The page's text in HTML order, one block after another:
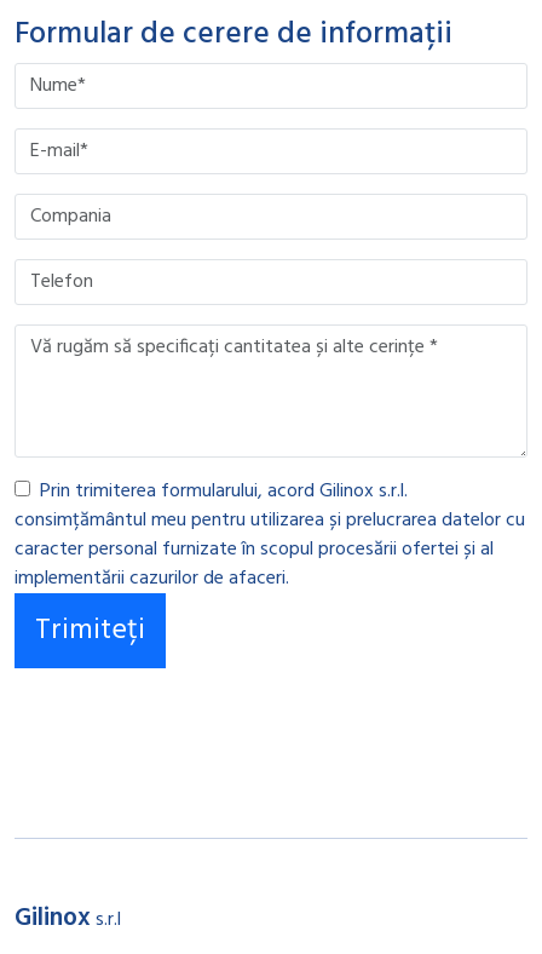
Formular de cerere de informații
leave this field empty.
leave this field empty.
leave this field empty.
leave this field empty.
Prin trimiterea formularului, acord Gilinox s.r.l.
consimțământul meu pentru utilizarea și prelucrarea datelor cu
caracter personal furnizate în scopul procesării ofertei și al
implementării cazurilor de afaceri.
Gilinoxs.r.l